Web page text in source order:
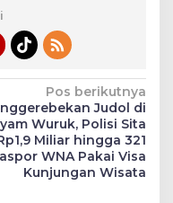
Pos berikutnya
Judol di
Wuruk, Polisi Sita
Miliar hingga 321
WNA Pakai Visa
Kunjungan Wisata